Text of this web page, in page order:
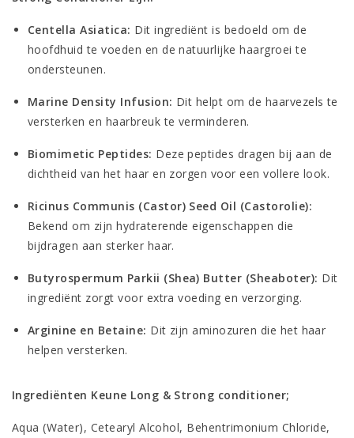
Centella Asiatica: Dit ingrediënt is bedoeld om de
hoofdhuid te voeden en de natuurlijke haargroei te
ondersteunen.
Marine Density Infusion: Dit helpt om de haarvezels te
versterken en haarbreuk te verminderen.
Biomimetic Peptides: Deze peptides dragen bij aan de
dichtheid van het haar en zorgen voor een vollere look.
Ricinus Communis (Castor) Seed Oil (Castorolie):
Bekend om zijn hydraterende eigenschappen die
bijdragen aan sterker haar.
Butyrospermum Parkii (Shea) Butter (Sheaboter): Dit
ingrediënt zorgt voor extra voeding en verzorging.
Arginine en Betaine: Dit zijn aminozuren die het haar
helpen versterken.
Ingrediënten Keune Long & Strong conditioner;
Aqua (Water), Cetearyl Alcohol, Behentrimonium Chloride,